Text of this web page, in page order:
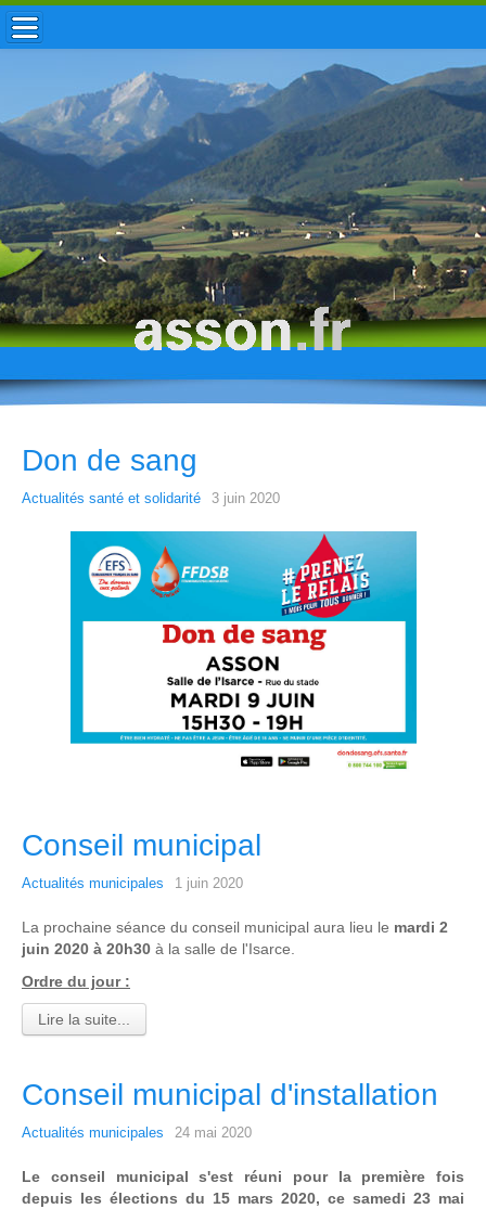
ACCUEIL / INFOS
MUNICIPALITÉ
VIE LOCALE
ENFANCE
TOURISME
HISTOIRE
Don de sang
Actualités santé et solidarité 3 juin 2020
Conseil municipal
Actualités municipales 1 juin 2020
La prochaine séance du conseil municipal aura lieu le mardi 2
juin 2020 à 20h30 à la salle de l'Isarce.
Ordre du jour :
Lire la suite...
Conseil municipal d'installation
Actualités municipales 24 mai 2020
Le conseil municipal s'est réuni pour la première fois
depuis les élections du 15 mars 2020, ce samedi 23 mai